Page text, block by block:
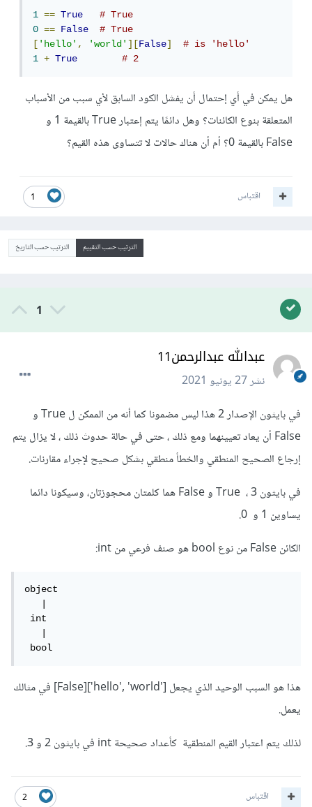
1 == True
# True
0
== False
# True
['hello', 'world'][False]
# is 'hello'
1
+ True # 2
هل يمكن في أي إحتمال أن يفشل الكود السابق لأي سبب من الأسباب
المتعلقة بنوع الكائنات؟ وهل دائمًا يتم إعتبار True بالقيمة 1 و
False بالقيمة 0؟ أم أن هناك حالات لا تتساوى هذه القيم؟
1 اقتباس
الترتيب حسب التقييم الترتيب حسب التاريخ
1
عبدالله عبدالرحمن11
نشر27 يونيو 2021
في بايثون الإصدار 2 هذا ليس مضمونا كما أنه من الممكن ل True و
False أن يعاد تعيينهما ومع ذلك ، حتى في حالة حدوث ذلك ، لا يزال يتم
إرجاع الصحيح المنطقي والخطأ منطقي بشكل صحيح لإجراء مقارنات.
في بايثون 3 ، True و False هما كلمتان محجوزتان، وسيكونا دائما
يساوين 1 و 0.
الكائن False من نوع bool هو صنف فرعي من int:
object
int
bool
هذا هو السبب الوحيد الذي يجعل ['hello', 'world'][False] في مثالك
يعمل.
لذلك يتم اعتبار القيم المنطقية كأعداد صحيحة int في بايثون 2 و 3.
2 اقتباس